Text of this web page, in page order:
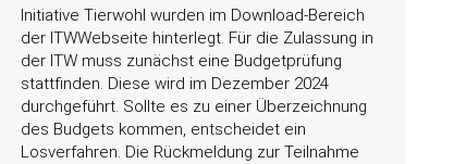
Initiative Tierwohl wurden im Download-Bereich
der ITWWebseite hinterlegt. Für die Zulassung in
der ITW muss zunächst eine Budgetprüfung
stattfinden. Diese wird im Dezember 2024
durchgeführt. Sollte es zu einer Überzeichnung
des Budgets kommen, entscheidet ein
Losverfahren. Die Rückmeldung zur Teilnahme